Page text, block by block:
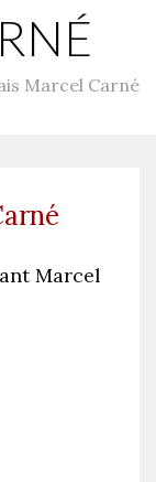
Marcel Carné
Marcel